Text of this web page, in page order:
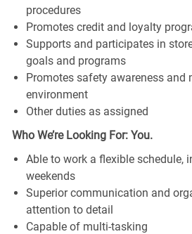
procedures
Promotes credit and loyalty
Supports and participates in
goals and programs
Promotes safety awareness and
environment
Other duties as assigned
Who We’re Looking For: You.
Able to work a flexible schedule,
weekends
Superior communication and
attention to detail
Capable of multi-tasking